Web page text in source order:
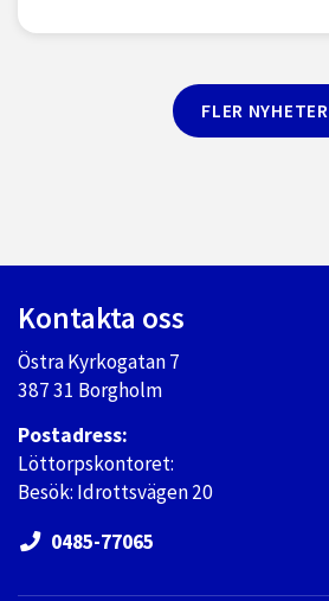
FLER NYHETER
Kontakta oss
Östra Kyrkogatan 7
387 31 Borgholm
Postadress:
Löttorpskontoret:
Besök: Idrottsvägen 20
0485-77065